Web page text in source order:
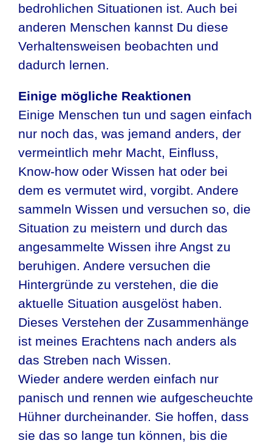
bedrohlichen Situationen ist. Auch bei
anderen Menschen kannst Du diese
Verhaltensweisen beobachten und
dadurch lernen.
Einige mögliche Reaktionen
Einige Menschen tun und sagen einfach
nur noch das, was jemand anders, der
vermeintlich mehr Macht, Einfluss,
Know-how oder Wissen hat oder bei
dem es vermutet wird, vorgibt. Andere
sammeln Wissen und versuchen so, die
Situation zu meistern und durch das
angesammelte Wissen ihre Angst zu
beruhigen. Andere versuchen die
Hintergründe zu verstehen, die die
aktuelle Situation ausgelöst haben.
Dieses Verstehen der Zusammenhänge
ist meines Erachtens nach anders als
das Streben nach Wissen.
Wieder andere werden einfach nur
panisch und rennen wie aufgescheuchte
Hühner durcheinander. Sie hoffen, dass
sie das so lange tun können, bis die